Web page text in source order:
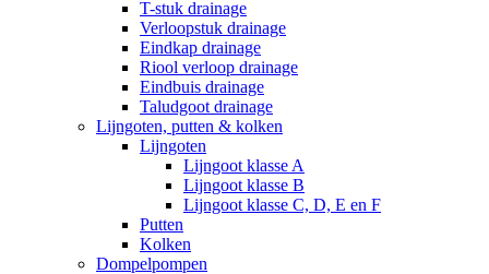
T-stuk drainage
Verloopstuk drainage
Eindkap drainage
Riool verloop drainage
Eindbuis drainage
Taludgoot drainage
Lijngoten, putten & kolken
Lijngoten
Lijngoot klasse A
Lijngoot klasse B
Lijngoot klasse C, D, E en F
Putten
Kolken
Dompelpompen